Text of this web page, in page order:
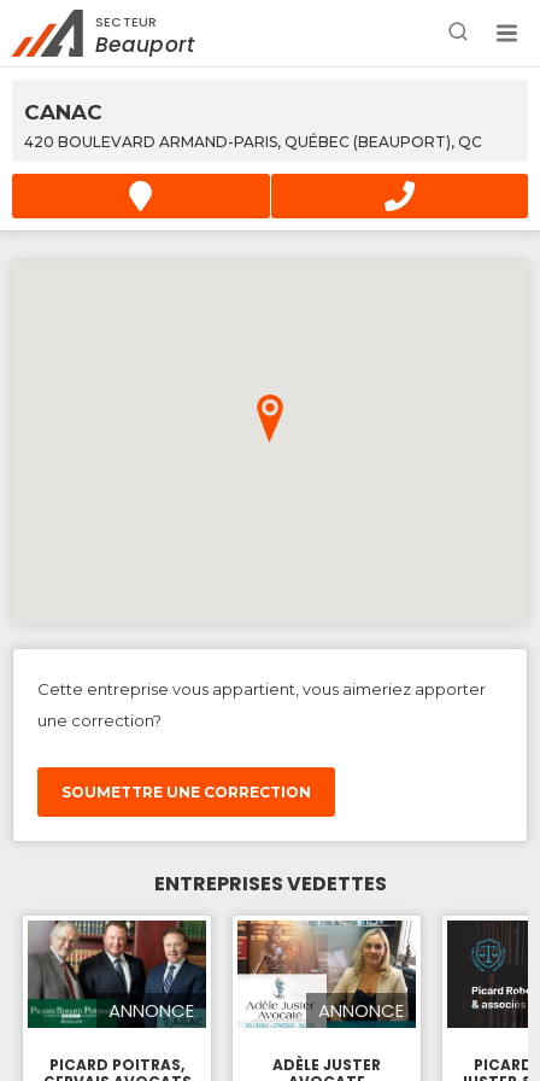
Rechercher à proximité - Entreprise / Rabais /
Services
SECTEUR
Beauport
CANAC
420 BOULEVARD ARMAND-PARIS, QUÉBEC (BEAUPORT), QC
Cette entreprise vous appartient, vous aimeriez apporter
une correction?
SOUMETTRE UNE CORRECTION
ENTREPRISES VEDETTES
ANNONCE
PICARD POITRAS,
ANNONCE
ADÈLE JUSTER
PICARD